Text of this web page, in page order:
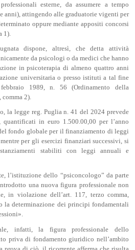
esterne, da assumere a tempo
anni), attingendo alle graduatorie vigenti per
oppure mediante appositi concorsi
1).
dispone, altresì, che detta attività
da psicologi o da medici che hanno
in psicoterapia di almeno quattro anni
universitaria o presso istituti a tal fine
1989, n. 56 (Ordinamento della
comma 2).
la legge reg. Puglia n. 41 del 2024 prevede
in euro 1.500.00,00 per l’anno
fondo globale per il finanziamento di leggi
per gli esercizi finanziari successivi, si
stabiliti con leggi annuali e
l’istituzione dello “psiconcologo” da parte
una nuova figura professionale non
in violazione dell’art. 117, terzo comma,
la determinazione dei principi fondamentali
infatti, la figura professionale dello
priva di fondamento giuridico nell’ambito